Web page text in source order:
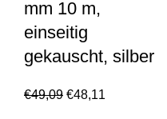
mm 10 m,
einseitig
gekauscht, silber
€49,09 €48,11